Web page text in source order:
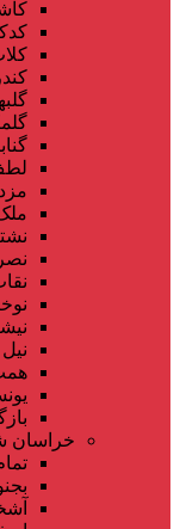
کندر
خراسان